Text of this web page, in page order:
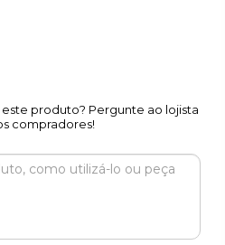
produto? Pergunte ao lojista
compradores!